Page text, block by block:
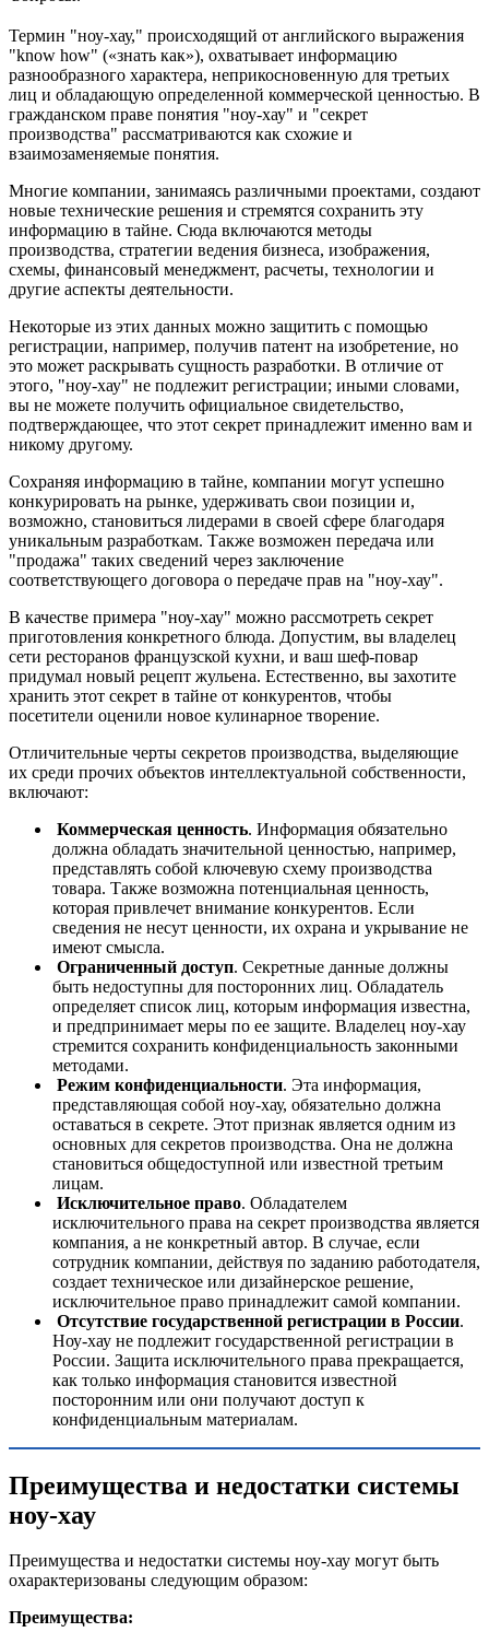
Термин "ноу-хау," происходящий от английского выражения
"know how" («знать как»), охватывает информацию
разнообразного характера, неприкосновенную для третьих
лиц и обладающую определенной коммерческой ценностью. В
гражданском праве понятия "ноу-хау" и "секрет
производства" рассматриваются как схожие и
взаимозаменяемые понятия.
Многие компании, занимаясь различными проектами, создают
новые технические решения и стремятся сохранить эту
информацию в тайне. Сюда включаются методы
производства, стратегии ведения бизнеса, изображения,
схемы, финансовый менеджмент, расчеты, технологии и
другие аспекты деятельности.
Некоторые из этих данных можно защитить с помощью
регистрации, например, получив патент на изобретение, но
это может раскрывать сущность разработки. В отличие от
этого, "ноу-хау" не подлежит регистрации; иными словами,
вы не можете получить официальное свидетельство,
подтверждающее, что этот секрет принадлежит именно вам и
никому другому.
Сохраняя информацию в тайне, компании могут успешно
конкурировать на рынке, удерживать свои позиции и,
возможно, становиться лидерами в своей сфере благодаря
уникальным разработкам. Также возможен передача или
"продажа" таких сведений через заключение
соответствующего договора о передаче прав на "ноу-хау".
В качестве примера "ноу-хау" можно рассмотреть секрет
приготовления конкретного блюда. Допустим, вы владелец
сети ресторанов французской кухни, и ваш шеф-повар
придумал новый рецепт жульена. Естественно, вы захотите
хранить этот секрет в тайне от конкурентов, чтобы
посетители оценили новое кулинарное творение.
Отличительные черты секретов производства, выделяющие
их среди прочих объектов интеллектуальной собственности,
включают:
Коммерческая ценность. Информация обязательно
должна обладать значительной ценностью, например,
представлять собой ключевую схему производства
товара. Также возможна потенциальная ценность,
которая привлечет внимание конкурентов. Если
сведения не несут ценности, их охрана и укрывание не
имеют смысла.
Ограниченный доступ. Секретные данные должны
быть недоступны для посторонних лиц. Обладатель
определяет список лиц, которым информация известна,
и предпринимает меры по ее защите. Владелец ноу-хау
стремится сохранить конфиденциальность законными
методами.
Режим конфиденциальности. Эта информация,
представляющая собой ноу-хау, обязательно должна
оставаться в секрете. Этот признак является одним из
основных для секретов производства. Она не должна
становиться общедоступной или известной третьим
лицам.
Исключительное право. Обладателем
исключительного права на секрет производства является
компания, а не конкретный автор. В случае, если
сотрудник компании, действуя по заданию работодателя,
создает техническое или дизайнерское решение,
исключительное право принадлежит самой компании.
Отсутствие государственной регистрации в России.
Ноу-хау не подлежит государственной регистрации в
России. Защита исключительного права прекращается,
как только информация становится известной
посторонним или они получают доступ к
конфиденциальным материалам.
Преимущества и недостатки системы
ноу-хау
Преимущества и недостатки системы ноу-хау могут быть
охарактеризованы следующим образом:
Преимущества: